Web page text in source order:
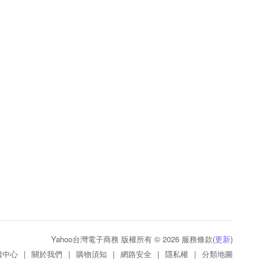
Yahoo台灣電子商務 版權所有 © 2026 服務條款(更新)
中心 | 關於我們 | 購物須知 | 網路安全 | 隱私權 | 分類地圖